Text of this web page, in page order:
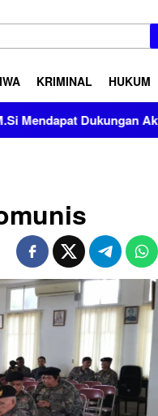
KRIMINAL HUKUM
Aktivis Sulsel